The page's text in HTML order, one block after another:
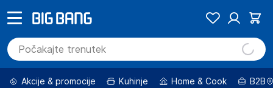
Akcije & promocije Kuhinje Home & Cook B2B